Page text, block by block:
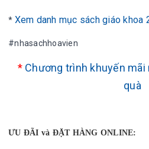
* Xem danh mục sách giáo khoa
#nhasachhoavien
* Chương trình khuyến
quà
ƯU ĐÃI và ĐẶT HÀNG ONLINE: